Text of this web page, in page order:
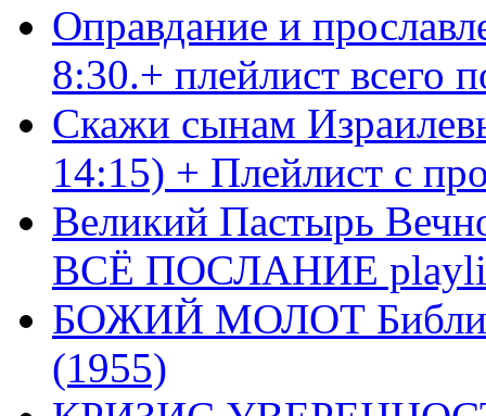
Оправдание и
8:30.+ плейлист
Скажи сынам
14:15) + Плейлист с
Великий Пастырь
ВСЁ ПОСЛАНИЕ
БОЖИЙ МОЛОТ Библия
(1955)